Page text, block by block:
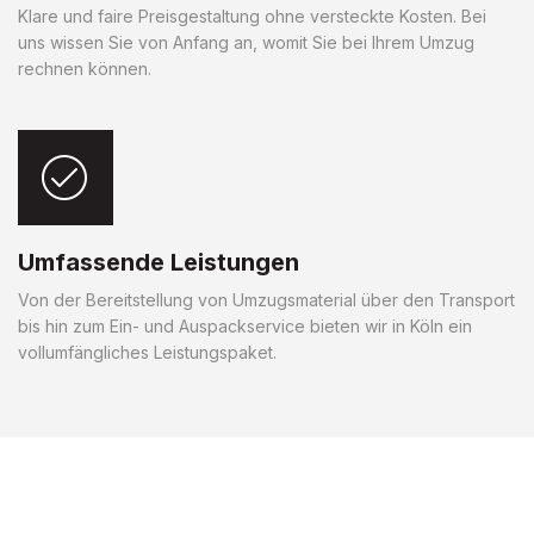
Klare und faire Preisgestaltung ohne versteckte Kosten. Bei
uns wissen Sie von Anfang an, womit Sie bei Ihrem Umzug
rechnen können.
Umfassende Leistungen
Von der Bereitstellung von Umzugsmaterial über den Transport
bis hin zum Ein- und Auspackservice bieten wir in Köln ein
vollumfängliches Leistungspaket.